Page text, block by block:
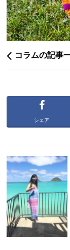
コラムの記事
シェア